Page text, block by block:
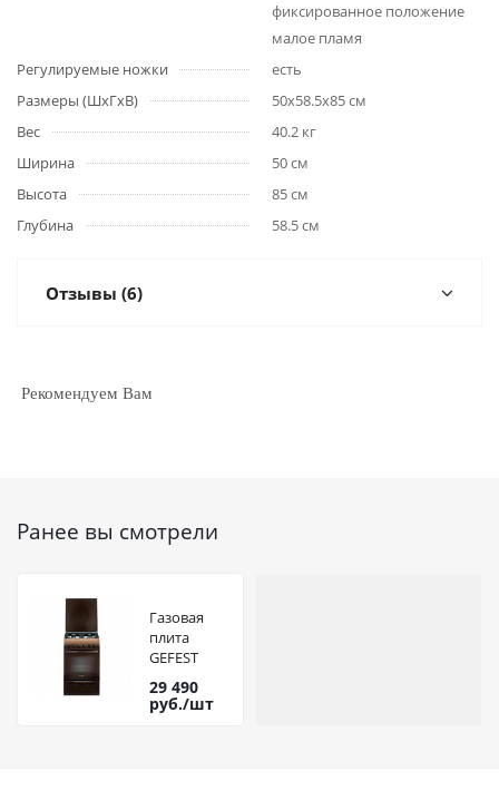
фиксированное положение
малое пламя
Регулируемые ножки
есть
Размеры (ШхГхВ)
50x58.5x85 см
Вес
40.2 кг
Ширина
50 см
Высота
85 см
Глубина
58.5 см
Отзывы (6)
Рекомендуем Вам
Ранее вы смотрели
Газовая
плита
GEFEST
5100-02
0001
29 490
руб./шт